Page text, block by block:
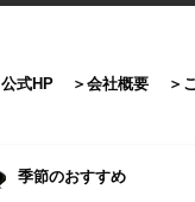
公式HP 会社概要
季節のおすすめ